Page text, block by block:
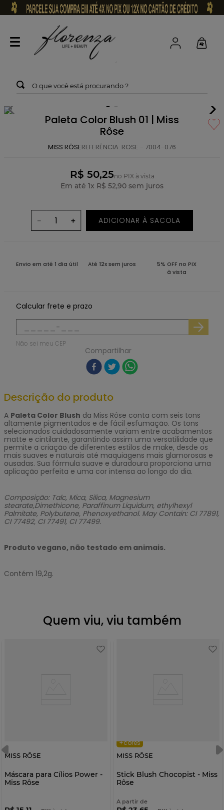
O que você está procurando ?
Paleta Color Blush 01 | Miss
Rôse
MISS RÔSEREFERÊNCIA: ROSE - 7004-076
R$ 50,25no PIX à vista
Em até 1x R$ 52,90 sem juros
＋
－ ADICIONAR À SACOLA
Envio em até 1 dia útil Até 12x sem juros
5% OFF no PIX
à vista
Calcular frete e prazo
Não sei meu CEP
Compartilhar
Descrição do produto
A Paleta Color Blush da Miss Rôse conta com seis tons
altamente pigmentados e de fácil esfumação. Os tons
selecionados cuidadosamente variam entre acabamentos
matte e cintilante, garantindo assim uma versatilidade que
permite a criação de diferentes estilos de make, desde os
mais suaves e naturais até maquiagens mais glamorosas e
ousadas. Sua fórmula suave e duradoura proporciona uma
aplicação perfeita e uma cor intensa ao longo do dia.
Composição: Talc, Mica, Silica, Magnesium
stearate,Dimethicone, Paraffinum Liquidum, ethylhexyl
Palmitate, Polybutene, Phenoxyethanol. May Contain: CI 77891,
CI 77492, CI 77491, CI 77499.
Produto vegano, não testado em animais.
Contém 19,2g.
Quem viu, viu também
MISS RÔSE
Máscara para Cílios Power -
Miss Rôse
+cores
MISS RÔSE
Stick Blush Chocopist - Miss
Rôse
A partir de